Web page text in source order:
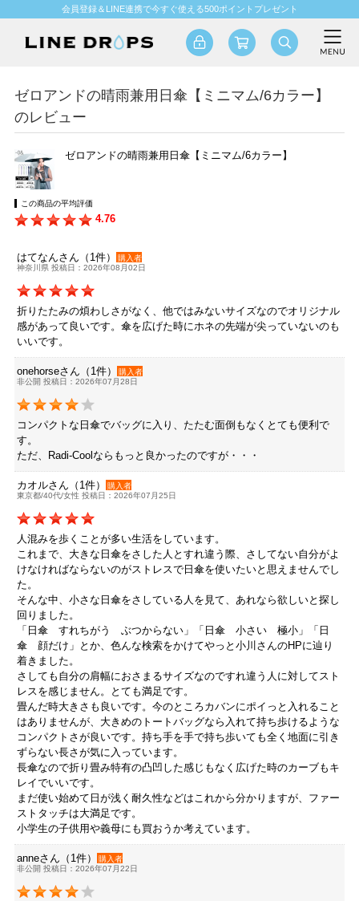
会員登録＆LINE連携で今すぐ使える500ポイントプレゼント
ゼロアンドの晴雨兼用日傘【ミニマム/6カラー】
のレビュー
ゼロアンドの晴雨兼用日傘【ミニマム/6カラー】
この商品の平均評価
4.76
はてなんさん（1件）
購入者
神奈川県 投稿日：2026年08月02日
折りたたみの煩わしさがなく、他ではみないサイズなのでオリジナル
感があって良いです。傘を広げた時にホネの先端が尖っていないのも
いいです。
onehorseさん（1件）
購入者
非公開 投稿日：2026年07月28日
コンパクトな日傘でバッグに入り、たたむ面倒もなくとても便利で
す。
ただ、Radi-Coolならもっと良かったのですが・・・
カオルさん（1件）
購入者
東京都/40代/女性 投稿日：2026年07月25日
人混みを歩くことが多い生活をしています。
これまで、大きな日傘をさした人とすれ違う際、さしてない自分がよ
けなければならないのがストレスで日傘を使いたいと思えませんでし
た。
そんな中、小さな日傘をさしている人を見て、あれなら欲しいと探し
回りました。
「日傘 すれちがう ぶつからない」「日傘 小さい 極小」「日
傘 顔だけ」とか、色んな検索をかけてやっと小川さんのHPに辿り
着きました。
さしても自分の肩幅におさまるサイズなのですれ違う人に対してスト
レスを感じません。とても満足です。
畳んだ時大きさも良いです。今のところカバンにポイっと入れること
はありませんが、大きめのトートバッグなら入れて持ち歩けるような
コンパクトさが良いです。持ち手を手で持ち歩いても全く地面に引き
ずらない長さが気に入っています。
長傘なので折り畳み特有の凸凹した感じもなく広げた時のカーブもキ
レイでいいです。
まだ使い始めて日が浅く耐久性などはこれから分かりますが、ファー
ストタッチは大満足です。
小学生の子供用や義母にも買おうか考えています。
anneさん（1件）
購入者
非公開 投稿日：2026年07月22日